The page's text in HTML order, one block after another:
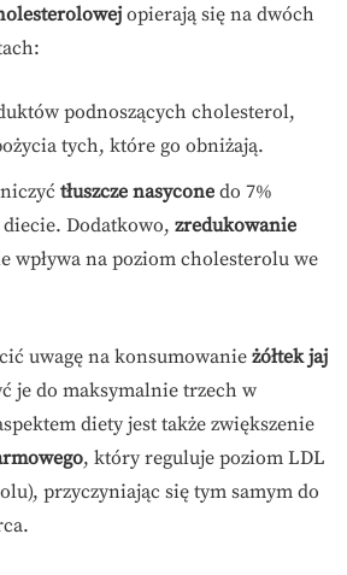
opierają się na dwóch
podnoszących cholesterol,
tych, które go obniżają.
tłuszcze nasycone do 7%
Dodatkowo, zredukowanie
wpływa na poziom cholesterolu we
uwagę na konsumowanie żółtek jaj
je do maksymalnie trzech w
diety jest także zwiększenie
, który reguluje poziom LDL
przyczyniając się tym samym do